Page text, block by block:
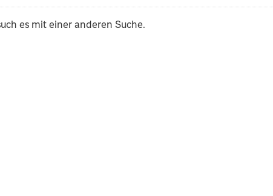
es mit einer anderen Suche.